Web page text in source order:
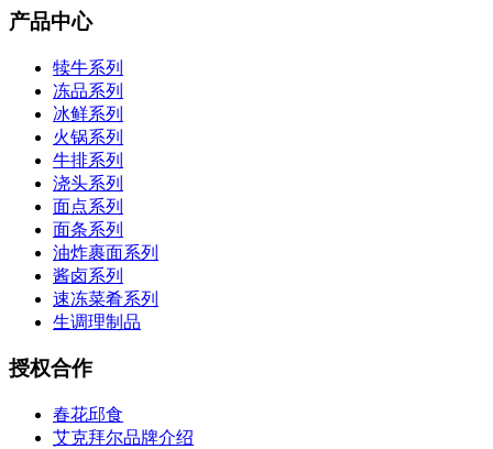
产品中心
犊牛系列
冻品系列
冰鲜系列
火锅系列
牛排系列
浇头系列
面点系列
面条系列
油炸裹面系列
酱卤系列
速冻菜肴系列
生调理制品
授权合作
春花邱食
艾克拜尔品牌介绍